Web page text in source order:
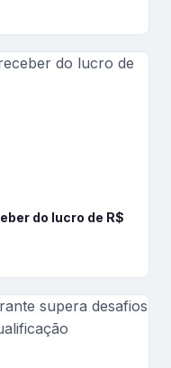
do lucro de R$